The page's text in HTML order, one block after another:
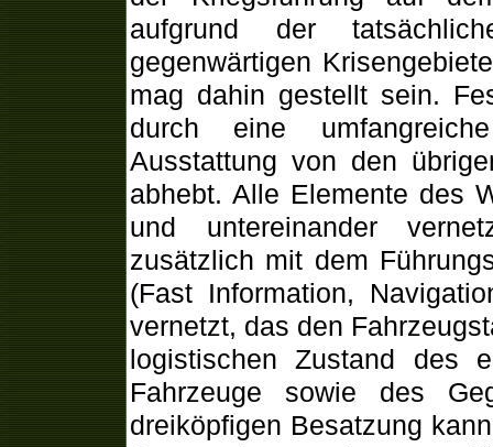
aufgrund der
gegenwärtigen
mag dahin gestellt sein.
durch eine
Ausstattung von den
abhebt. Alle Elemente des
und untereinander
zusätzlich mit dem
(Fast Information,
vernetzt, das den
logistischen Zustand des
Fahrzeuge sowie des
dreiköpfigen Besatzung